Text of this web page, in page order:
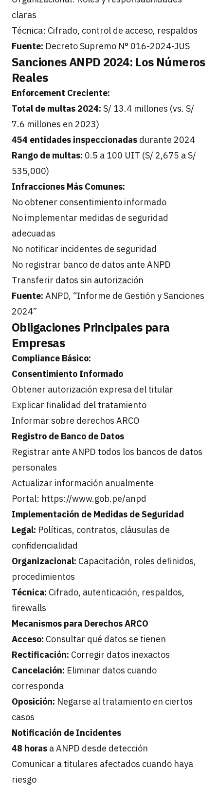
claras
Técnica: Cifrado, control de acceso, respaldos
Fuente: Decreto Supremo N° 016-2024-JUS
Sanciones ANPD 2024: Los Números
Reales
Enforcement Creciente:
Total de multas 2024: S/ 13.4 millones (vs. S/
7.6 millones en 2023)
454 entidades inspeccionadas durante 2024
Rango de multas: 0.5 a 100 UIT (S/ 2,675 a S/
535,000)
Infracciones Más Comunes:
No obtener consentimiento informado
No implementar medidas de seguridad
adecuadas
No notificar incidentes de seguridad
No registrar banco de datos ante ANPD
Transferir datos sin autorización
Fuente: ANPD, “Informe de Gestión y Sanciones
2024”
Obligaciones Principales para
Empresas
Compliance Básico:
Consentimiento Informado
Obtener autorización expresa del titular
Explicar finalidad del tratamiento
Informar sobre derechos ARCO
Registro de Banco de Datos
Registrar ante ANPD todos los bancos de datos
personales
Actualizar información anualmente
Portal: https://www.gob.pe/anpd
Implementación de Medidas de Seguridad
Legal: Políticas, contratos, cláusulas de
confidencialidad
Organizacional: Capacitación, roles definidos,
procedimientos
Técnica: Cifrado, autenticación, respaldos,
firewalls
Mecanismos para Derechos ARCO
Acceso: Consultar qué datos se tienen
Rectificación: Corregir datos inexactos
Cancelación: Eliminar datos cuando
corresponda
Oposición: Negarse al tratamiento en ciertos
casos
Notificación de Incidentes
48 horas a ANPD desde detección
Comunicar a titulares afectados cuando haya
riesgo